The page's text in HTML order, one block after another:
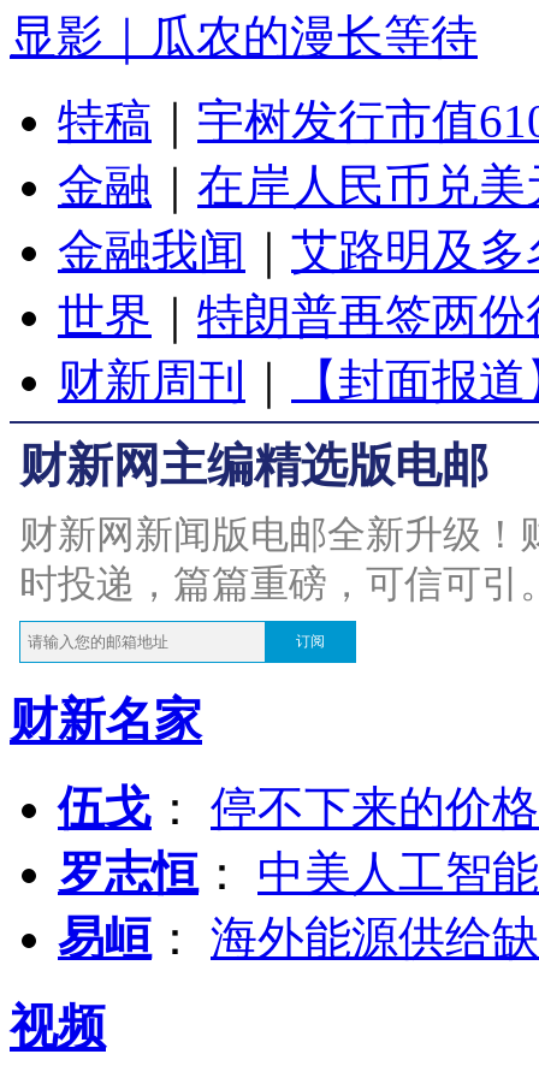
显影｜瓜农的漫长等待
特稿
宇树发行市值
金融
在岸人民币兑
金融我闻
艾路明及
世界
特朗普再签两
财新周刊
【封面报
财新网主编精选版电邮
财新网新闻版电邮全新升级
时投递，篇篇重磅，可信可引
订阅
财新名家
伍戈 ： 停不下来的价
罗志恒 ： 中美人工智
易峘 ： 海外能源供给
视频